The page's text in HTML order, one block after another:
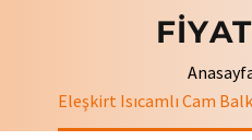
Eleşkirt Isıcamlı Cam